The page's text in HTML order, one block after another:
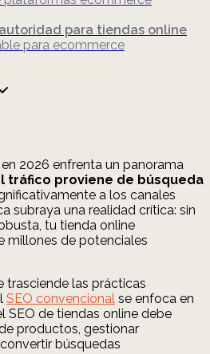
para tiendas online
para ecommerce
2026 enfrenta un panorama
tráfico proviene de búsqueda
a los canales
subraya una realidad crítica: sin
tu tienda online
millones de potenciales
trasciende las prácticas
SEO convencional se enfoca en
SEO de tiendas online debe
productos, gestionar
búsquedas